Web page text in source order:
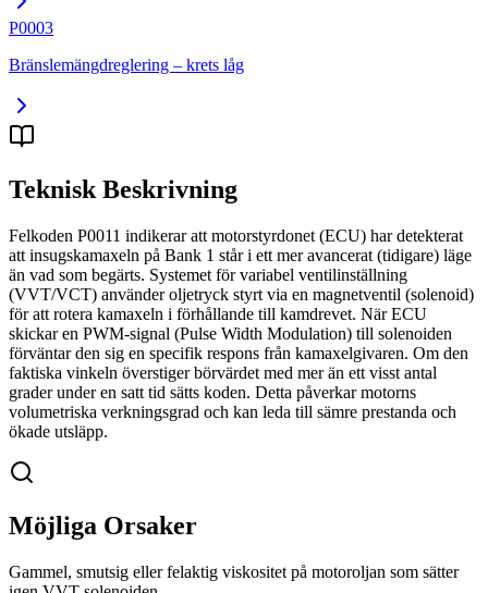
P0003
Bränslemängdreglering – krets låg
Teknisk Beskrivning
Felkoden P0011 indikerar att motorstyrdonet (ECU) har detekterat
att insugskamaxeln på Bank 1 står i ett mer avancerat (tidigare) läge
än vad som begärts. Systemet för variabel ventilinställning
(VVT/VCT) använder oljetryck styrt via en magnetventil (solenoid)
för att rotera kamaxeln i förhållande till kamdrevet. När ECU
skickar en PWM-signal (Pulse Width Modulation) till solenoiden
förväntar den sig en specifik respons från kamaxelgivaren. Om den
faktiska vinkeln överstiger börvärdet med mer än ett visst antal
grader under en satt tid sätts koden. Detta påverkar motorns
volumetriska verkningsgrad och kan leda till sämre prestanda och
ökade utsläpp.
Möjliga Orsaker
Gammel, smutsig eller felaktig viskositet på motoroljan som sätter